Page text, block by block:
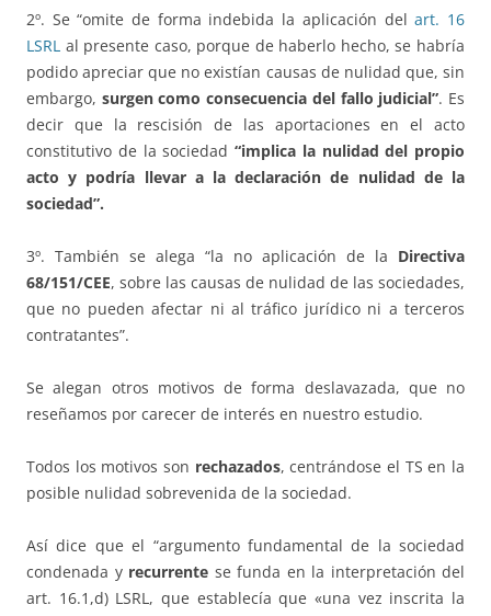
2º. Se “omite de forma indebida la aplicación delart. 16
LSRL al presente caso, porque de haberlo hecho, se habría
podido apreciar que no existían causas de nulidad que, sin
embargo, surgen como consecuencia del fallo judicial”. Es
decir que la rescisión de las aportaciones en el acto
constitutivo de la sociedad “implica la nulidad del propio
acto y podría llevar a la declaración de nulidad de la
sociedad”.
3º. También se alega “la no aplicación de la Directiva
68/151/CEE, sobre las causas de nulidad de las sociedades,
que no pueden afectar ni al tráfico jurídico ni a terceros
contratantes”.
Se alegan otros motivos de forma deslavazada, que no
reseñamos por carecer de interés en nuestro estudio.
Todos los motivos son rechazados, centrándose el TS en la
posible nulidad sobrevenida de la sociedad.
Así dice que el “argumento fundamental de la sociedad
condenada y recurrente se funda en la interpretación del
art. 16.1,d) LSRL, que establecía que «una vez inscrita la